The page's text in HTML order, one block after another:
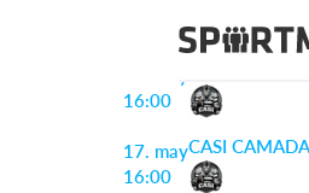
16:00
17. may
16:00
CASI